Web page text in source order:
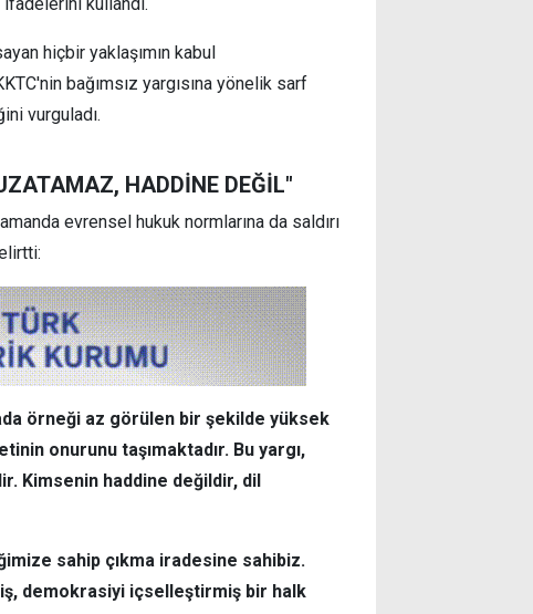
ifadelerini kullandı.
hiçbir yaklaşımın kabul
bağımsız yargısına yönelik sarf
vurguladı.
HADDİNE DEĞİL"
evrensel hukuk normlarına da saldırı
örneği az görülen bir şekilde yüksek
onurunu taşımaktadır. Bu yargı,
Kimsenin haddine değildir, dil
sahip çıkma iradesine sahibiz.
demokrasiyi içselleştirmiş bir halk